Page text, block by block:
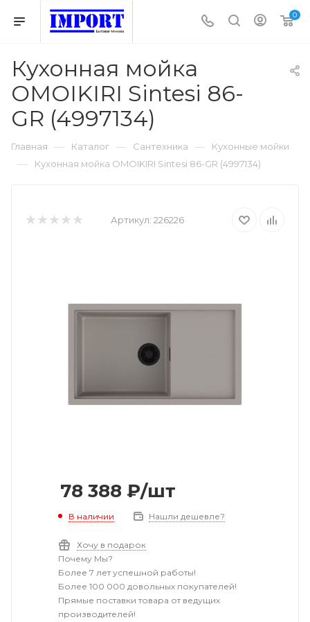
0
Кухонная мойка
OMOIKIRI Sintesi 86-
GR (4997134)
Главная — Каталог — Сантехника — Кухонные мойки
— Кухонная мойка OMOIKIRI Sintesi 86-GR (4997134)
Артикул: 226226
78 388 ₽/шт
В наличии Нашли дешевле?
Хочу в подарок
Почему Мы?
Более 7 лет успешной работы!
Более 100 000 довольных покупателей!
Прямые поставки товара от ведущих
производителей!